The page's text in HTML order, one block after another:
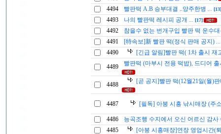
4494 빨판떡 A.B 승부대결 ..양주한병 [13]
4493 나의 빨판떡 레시피 공개 [17]
4492
참을수 없는 번개구입 빨판 떡 운수
4491
[特속보]新 빨판 떡(정식 판매 공지)
4490 [긴급 알림]빨판 떡( 1차 출시 재
4489 빨판떡 (마부시 전용 떡밥), 드디어
4488 [곧 공지]빨판 떡(12월21일(월)
4487 [필독] 아붕 시흥 낚시매장 (주
4486
능곡조행 수지에서 오신 어르신 감
4485
[아붕 시흥매장]연장 영업시간(